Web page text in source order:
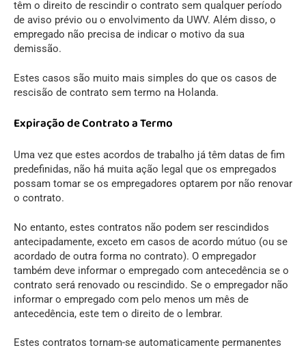
têm o direito de rescindir o contrato sem qualquer período
de aviso prévio ou o envolvimento da UWV. Além disso, o
empregado não precisa de indicar o motivo da sua
demissão.
Estes casos são muito mais simples do que os casos de
rescisão de contrato sem termo na Holanda.
Expiração de Contrato a Termo
Uma vez que estes acordos de trabalho já têm datas de fim
predefinidas, não há muita ação legal que os empregados
possam tomar se os empregadores optarem por não renovar
o contrato.
No entanto, estes contratos não podem ser rescindidos
antecipadamente, exceto em casos de acordo mútuo (ou se
acordado de outra forma no contrato). O empregador
também deve informar o empregado com antecedência se o
contrato será renovado ou rescindido. Se o empregador não
informar o empregado com pelo menos um mês de
antecedência, este tem o direito de o lembrar.
Estes contratos tornam-se automaticamente permanentes